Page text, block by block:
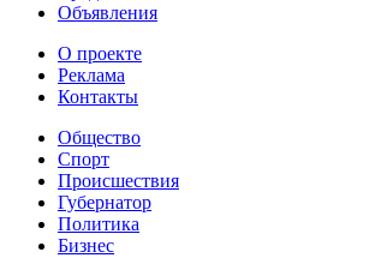
Объявления
О проекте
Реклама
Контакты
Общество
Спорт
Происшествия
Губернатор
Политика
Бизнес